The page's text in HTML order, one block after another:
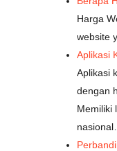
Harga
website
Aplikasi
Aplikasi
dengan
Memiliki
nasional…